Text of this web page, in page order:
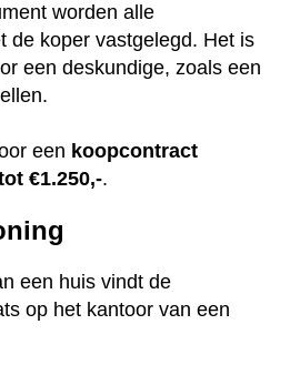
worden alle
de koper vastgelegd. Het is
een deskundige, zoals een
een koopcontract
€1.250,-.
een huis vindt de
op het kantoor van een